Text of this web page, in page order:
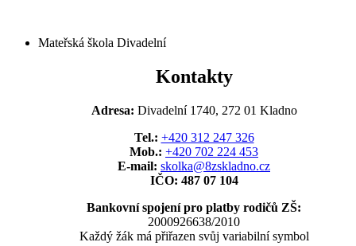
Mateřská škola Divadelní
Kontakty
Adresa: Divadelní 1740, 272 01 Kladno
Tel.: +420 312 247 326
Mob.: +420 702 224 453
E-mail: skolka@8zskladno.cz
IČO: 487 07 104
Bankovní spojení pro platby rodičů ZŠ:
2000926638/2010
Každý žák má přiřazen svůj variabilní symbol